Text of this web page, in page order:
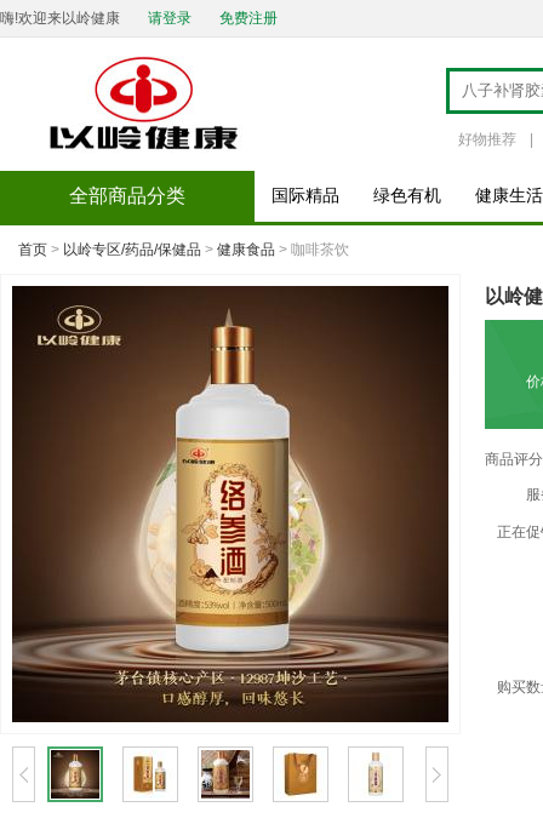
嗨!欢迎来以岭健康 请登录 免费注册
好物推荐
全部商品分类 国际精品 绿色有机 健康生活
首页 > 以岭专区/药品/保健品 > 健康食品 > 咖啡茶饮
以岭
商品评
正在
购买